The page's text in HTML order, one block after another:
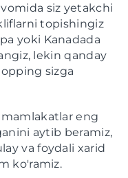
siz yetakchi
topishingiz
yoki Kanadada
lekin qanday
sizga
eng
aytib beramiz,
va foydali xarid
ko'ramiz.